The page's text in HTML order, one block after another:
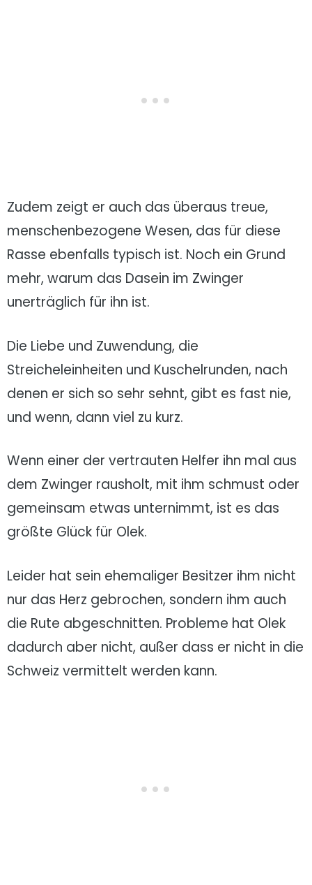
Zudem zeigt er auch das überaus treue,
menschenbezogene Wesen, das für diese
Rasse ebenfalls typisch ist. Noch ein Grund
mehr, warum das Dasein im Zwinger
unerträglich für ihn ist.
Die Liebe und Zuwendung, die
Streicheleinheiten und Kuschelrunden, nach
denen er sich so sehr sehnt, gibt es fast nie,
und wenn, dann viel zu kurz.
Wenn einer der vertrauten Helfer ihn mal aus
dem Zwinger rausholt, mit ihm schmust oder
gemeinsam etwas unternimmt, ist es das
größte Glück für Olek.
Leider hat sein ehemaliger Besitzer ihm nicht
nur das Herz gebrochen, sondern ihm auch
die Rute abgeschnitten. Probleme hat Olek
dadurch aber nicht, außer dass er nicht in die
Schweiz vermittelt werden kann.